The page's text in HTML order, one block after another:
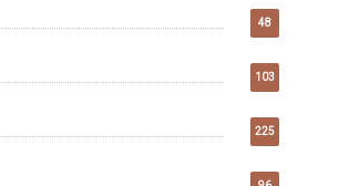
48
103
225